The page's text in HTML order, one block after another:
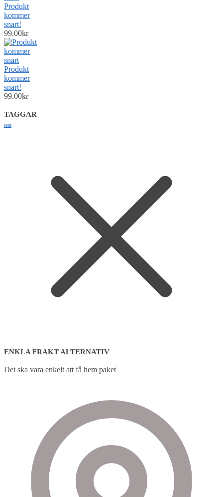
Produkt
kommer
snart!
99.00kr
Produkt
kommer
snart!
99.00kr
TAGGAR
test
ENKLA FRAKT ALTERNATIV
Det ska vara enkelt att få hem paket